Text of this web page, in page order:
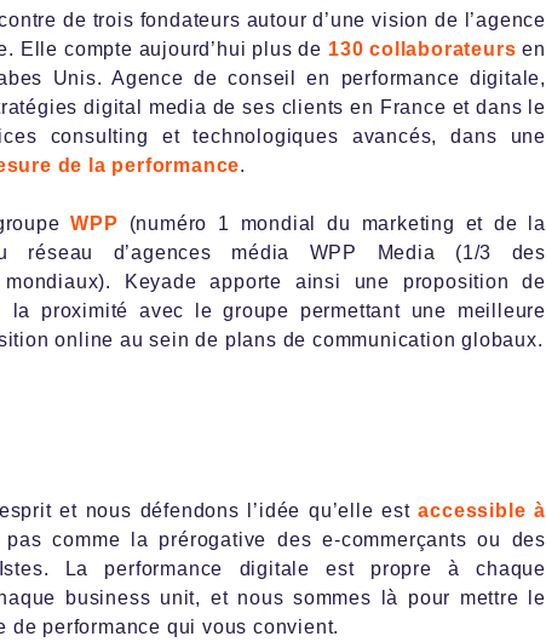
de trois fondateurs autour d’une vision de l’agence
Elle compte aujourd’hui plus de 130 collaborateurs en
Unis. Agence de conseil en performance digitale,
digital media de ses clients en France et dans le
consulting et technologiques avancés, dans une
de la performance.
WPP (numéro 1 mondial du marketing et de la
réseau d’agences média WPP Media (1/3 des
mondiaux). Keyade apporte ainsi une proposition de
proximité avec le groupe permettant une meilleure
online au sein de plans de communication globaux.
et nous défendons l’idée qu’elle estaccessible à
comme la prérogative des e-commerçants ou des
La performance digitale est propre à chaque
business unit, et nous sommes là pour mettre le
de performance qui vous convient.